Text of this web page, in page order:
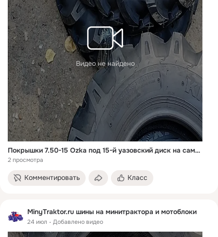
Видео не найдено
Покрышки 7.50-15 Ozka под 15-й уазовский диск на самодельный трактор 🚜 с камерами, доставкой Почтой России ✈️ в город Кировград ✅ MinyTraktor.ru ✅ +7 912 50-20-455
2 просмотра
Комментировать Класс
MinyTraktor.ru шины на минитрактора и мотоблоки
24 июл Добавлено видео